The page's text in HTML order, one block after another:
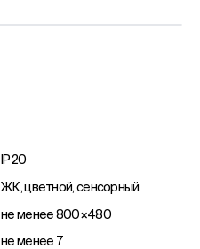
IP20
ЖК, цветной, сенсорный
не менее 800×480
не менее 7